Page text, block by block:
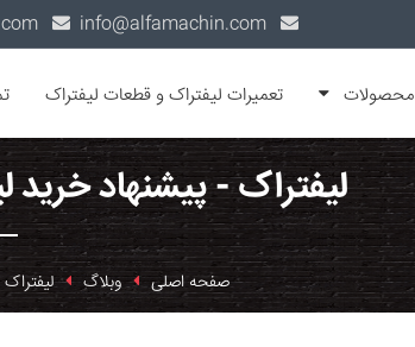
محصولات تعمیرات لیفتراک و قطعات لیفتراک
لیفتراک - پیشنهاد خرید
صفحه اصلی وبلاگ لیفتراک